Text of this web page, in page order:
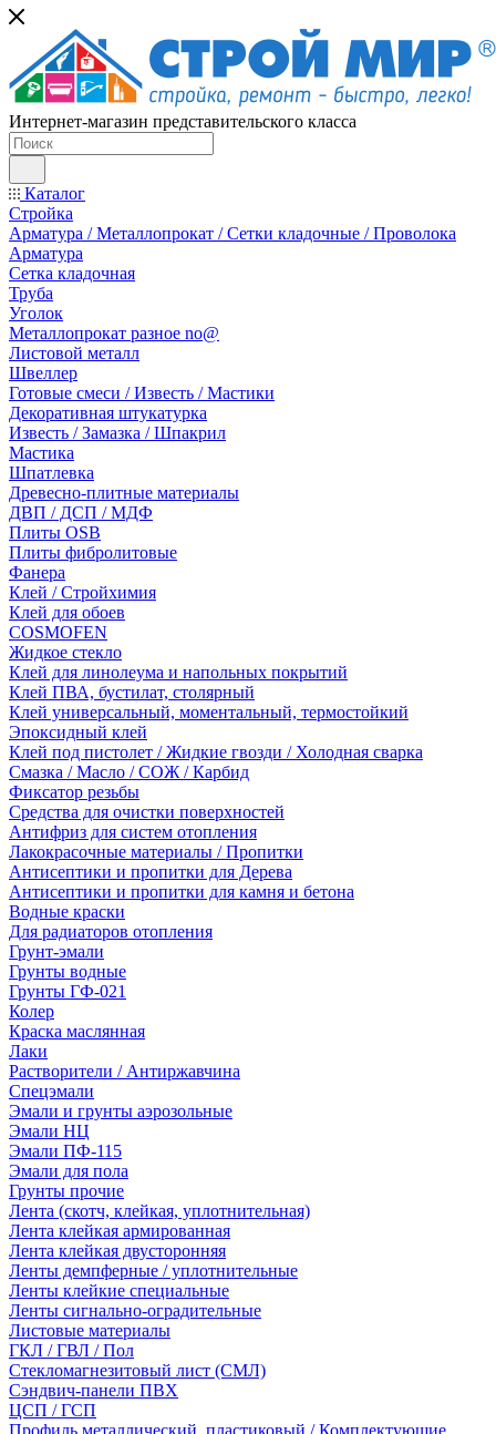
Интернет-магазин представительского класса
Каталог
Стройка
Арматура / Металлопрокат / Сетки кладочные / Проволока
Арматура
Сетка кладочная
Труба
Уголок
Металлопрокат разное no@
Листовой металл
Швеллер
Готовые смеси / Известь / Мастики
Декоративная штукатурка
Известь / Замазка / Шпакрил
Мастика
Шпатлевка
Древесно-плитные материалы
ДВП / ДСП / МДФ
Плиты OSB
Плиты фибролитовые
Фанера
Клей / Стройхимия
Клей для обоев
COSMOFEN
Жидкое стекло
Клей для линолеума и напольных покрытий
Клей ПВА, бустилат, столярный
Клей универсальный, моментальный, термостойкий
Эпоксидный клей
Клей под пистолет / Жидкие гвозди / Холодная сварка
Смазка / Масло / СОЖ / Карбид
Фиксатор резьбы
Средства для очистки поверхностей
Антифриз для систем отопления
Лакокрасочные материалы / Пропитки
Антисептики и пропитки для Дерева
Антисептики и пропитки для камня и бетона
Водные краски
Для радиаторов отопления
Грунт-эмали
Грунты водные
Грунты ГФ-021
Колер
Краска маслянная
Лаки
Растворители / Антиржавчина
Спецэмали
Эмали и грунты аэрозольные
Эмали НЦ
Эмали ПФ-115
Эмали для пола
Грунты прочие
Лента (скотч, клейкая, уплотнительная)
Лента клейкая армированная
Лента клейкая двусторонняя
Ленты демпферные / уплотнительные
Ленты клейкие специальные
Ленты сигнально-оградительные
Листовые материалы
ГКЛ / ГВЛ / Пол
Стекломагнезитовый лист (СМЛ)
Сэндвич-панели ПВХ
ЦСП / ГСП
Профиль металлический, пластиковый / Комплектующие